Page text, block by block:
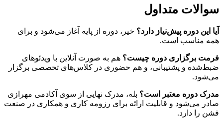
سوالات متداول
آیا این دوره پیش‌نیاز دارد؟ خیر، دوره از پایه آغاز می‌شود و برای
همه مناسب است.
فرمت برگزاری دوره چیست؟ هم به صورت آنلاین با ویدئوهای
ضبط‌شده و پشتیبانی، و هم حضوری در کلاس‌های تخصصی برگزار
می‌شود.
مدرک دوره معتبر است؟ بله، مدرک نهایی از سوی آکادمی مهرازی
صادر می‌شود و قابلیت ارائه برای رزومه کاری و همکاری در صنعت
فشن را دارد.